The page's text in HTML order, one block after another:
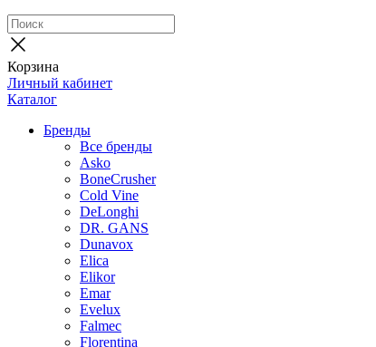
Корзина
Личный кабинет
Каталог
Бренды
Все бренды
Asko
BoneCrusher
Cold Vine
DeLonghi
DR. GANS
Dunavox
Elica
Elikor
Emar
Evelux
Falmec
Florentina